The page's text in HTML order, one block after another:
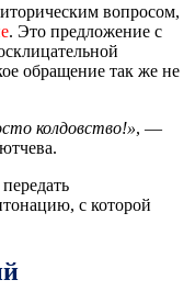
вопросом,
. Это предложение с
обращение так же не
колдовство!», —
с которой